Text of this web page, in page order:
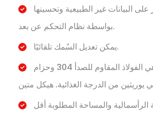
بواسطة نظام التحكم عن بعد.
يمكن تعديل السُمك تلقائيًا.